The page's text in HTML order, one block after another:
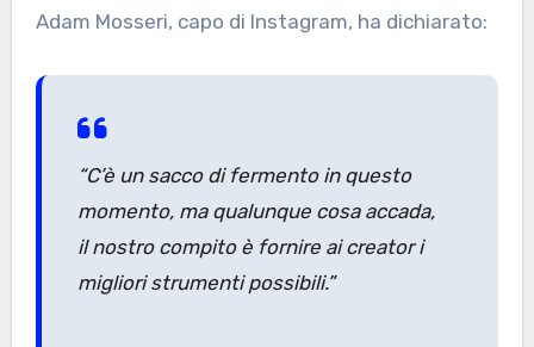
Adam Mosseri, capo di Instagram, ha dichiarato:
“C’è un sacco di fermento in questo
momento, ma qualunque cosa accada,
il nostro compito è fornire ai creator i
migliori strumenti possibili.”